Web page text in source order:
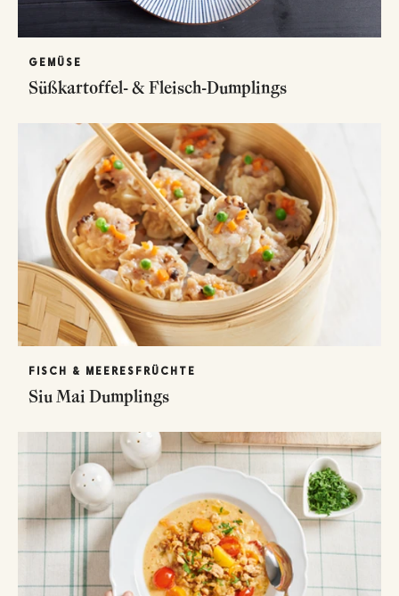
GEMÜSE
Süßkartoffel- & Fleisch-Dumplings
FISCH & MEERESFRÜCHTE
Siu Mai Dumplings